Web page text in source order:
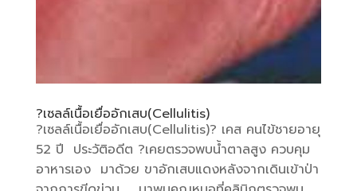
?เซลล์เนื้อเยื่ออักเสบ(Cellulitis)
?เซลล์เนื้อเยื่ออักเสบ(Cellulitis)? เคส คนไข้ชายอายุ
52 ปี ประวัติอดีต ?เคยตรวจพบน้ำตาลสูง ควบคุม
อาหารเอง มาด้วย ขาอักเสบแดงหลังจากเดินเข้าป่า